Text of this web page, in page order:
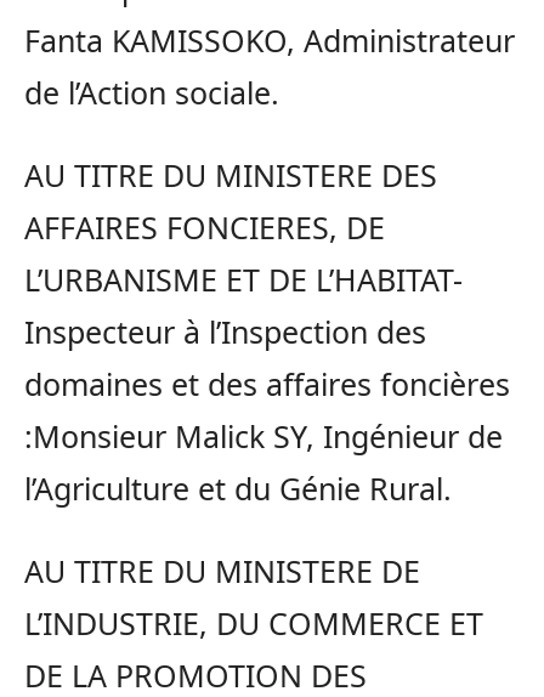
Fanta KAMISSOKO, Administrateur
de l’Action sociale.
AU TITRE DU MINISTERE DES
AFFAIRES FONCIERES, DE
L’URBANISME ET DE L’HABITAT-
Inspecteur à l’Inspection des
domaines et des affaires foncières
:Monsieur Malick SY, Ingénieur de
l’Agriculture et du Génie Rural.
AU TITRE DU MINISTERE DE
L’INDUSTRIE, DU COMMERCE ET
DE LA PROMOTION DES